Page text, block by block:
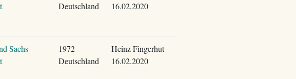
Deutschland
16.02.2020
Sachs
1972
Deutschland
Heinz Fingerhut
16.02.2020